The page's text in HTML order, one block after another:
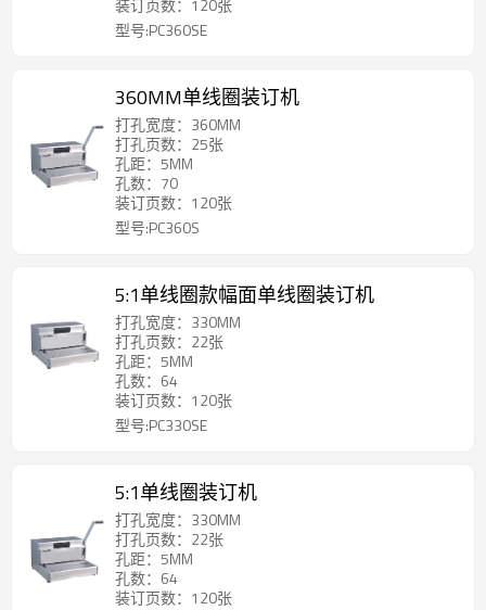
装订页数：120张
型号:PC360SE
360MM单线圈装订机
打孔宽度：360MM
打孔页数：25张
孔距：5MM
孔数：70
装订页数：120张
型号:PC360S
5:1单线圈款幅面单线圈装订机
打孔宽度：330MM
打孔页数：22张
孔距：5MM
孔数：64
装订页数：120张
型号:PC330SE
5:1单线圈装订机
打孔宽度：330MM
打孔页数：22张
孔距：5MM
孔数：64
装订页数：120张